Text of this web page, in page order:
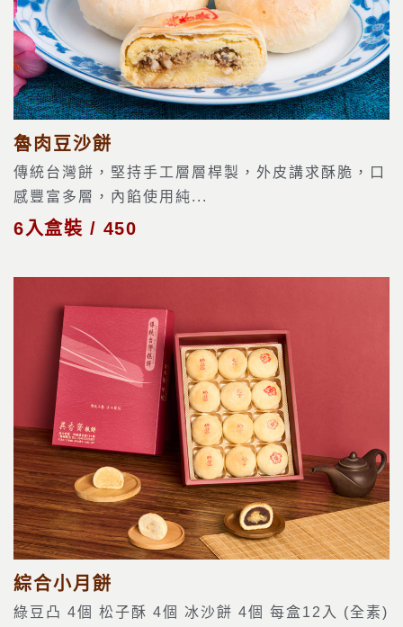
魯肉豆沙餅
傳統台灣餅，堅持手工層層桿製，外皮講求酥脆，口
感豐富多層，內餡使用純...
6入盒裝 / 450
綜合小月餅
綠豆凸 4個 松子酥 4個 冰沙餅 4個 每盒12入 (全素)